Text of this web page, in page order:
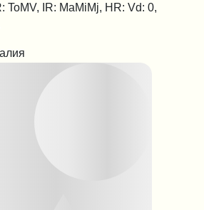
ToMV, IR: MaMiMj, HR: Vd: 0,